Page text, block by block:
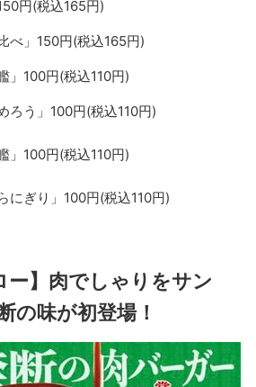
円(税込165円)
べ」150円(税込165円)
」100円(税込110円)
ろう」100円(税込110円)
」100円(税込110円)
にぎり」100円(税込110円)
ー】肉でしゃりをサン
の味が初登場！